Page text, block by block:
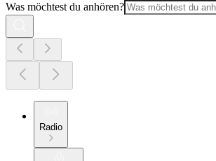
Was möchtest du anhören?
Radio